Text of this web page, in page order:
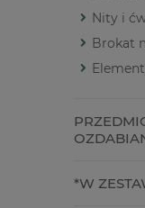
Nity i
Brokat
*W